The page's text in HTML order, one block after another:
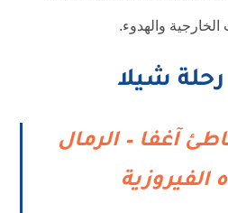
الخارجية والهدوء.
شيلا
آغفا – الرمال
الفيروزية